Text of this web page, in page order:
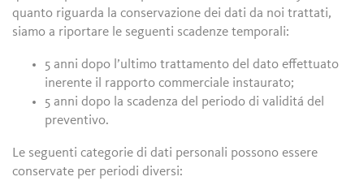
quanto riguarda la conservazione dei dati da noi trattati,
siamo a riportare le seguenti scadenze temporali:
5 anni dopo l’ultimo trattamento del dato effettuato
inerente il rapporto commerciale instaurato;
5 anni dopo la scadenza del periodo di validitá del
preventivo.
Le seguenti categorie di dati personali possono essere
conservate per periodi diversi: